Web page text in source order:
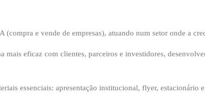
e vende de empresas), atuando num setor onde a
eficaz com clientes, parceiros e investidores,
essenciais: apresentação institucional, flyer, estacionário